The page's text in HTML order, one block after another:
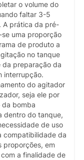
o volume do
faltar 3-5
A prática da pré-
uma proporção
de produto a
no tanque
preparação da
interrupção.
do agitador
seja ele por
da bomba
dentro do tanque,
de uso
compatibilidade da
proporções, em
a finalidade de